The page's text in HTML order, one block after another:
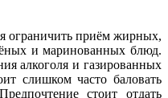
ограничить приём жирных,
и маринованных блюд.
алкоголя и газированных
слишком часто баловать
стоит отдать